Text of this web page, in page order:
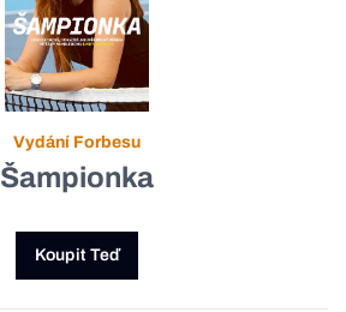
Vydání Forbesu
Šampionka
Koupit Teď